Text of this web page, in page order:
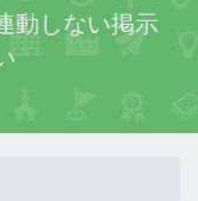
動しない掲示